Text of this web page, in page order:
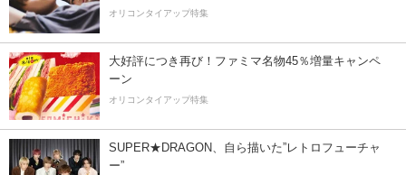
オリコンタイアップ特集
大好評につき再び！ファミマ名物45％増量キャンペ
ーン
オリコンタイアップ特集
SUPER★DRAGON、自ら描いた”レトロフューチャ
ー”